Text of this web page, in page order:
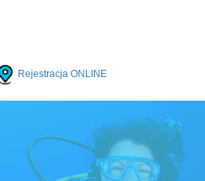
Rejestracja ONLINE